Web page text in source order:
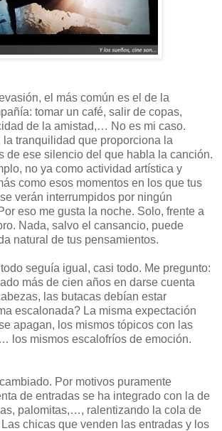
el más común es el de la
tomar un café, salir de copas,
de la amistad,… No es mi caso.
la tranquilidad que proporciona la
de ese silencio del que habla la canción.
no ya como actividad artística y
como esos momentos en los que tus
verán interrumpidos por ningún
eso me gusta la noche. Solo, frente a
Nada, salvo el cansancio, puede
natural de tus pensamientos.
seguía igual, casi todo. Me pregunto:
más de cien años en darse cuenta
las butacas debían estar
escalonada? La misma expectación
apagan, los mismos tópicos con las
los mismos escalofríos de emoción.
Por motivos puramente
de entradas se ha integrado con la de
palomitas,…, ralentizando la cola de
chicas que venden las entradas y los